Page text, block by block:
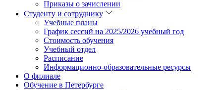
Приказы о зачислении
Студенту и сотруднику
Учебные планы
График сессий на 2025/2026 учебный год
Стоимость обучения
Учебный отдел
Расписание
Информационно-образовательные ресурсы
О филиале
Обучение в Петербурге